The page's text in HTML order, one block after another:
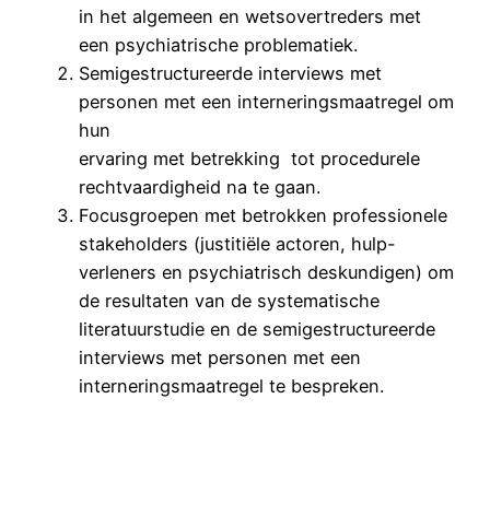
in het algemeen en wetsovertreders met
een psychiatrische problematiek.
Semigestructureerde interviews met
personen met een interneringsmaatregel om
hun
ervaring met betrekking tot procedurele
rechtvaardigheid na te gaan.
Focusgroepen met betrokken professionele
stakeholders (justitiële actoren, hulp-
verleners en psychiatrisch deskundigen) om
de resultaten van de systematische
literatuurstudie en de semigestructureerde
interviews met personen met een
interneringsmaatregel te bespreken.